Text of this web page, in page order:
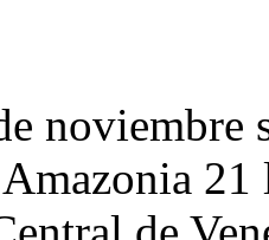
noviembre
21